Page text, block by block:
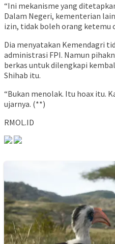
“Ini mekanisme yang
Dalam Negeri, kementerian
izin, tidak boleh orang ketemu
Dia menyatakan Kemendagri
administrasi FPI. Namun
berkas untuk dilengkapi
Shihab itu.
“Bukan menolak. Itu hoax itu.
ujarnya. (**)
RMOL.ID